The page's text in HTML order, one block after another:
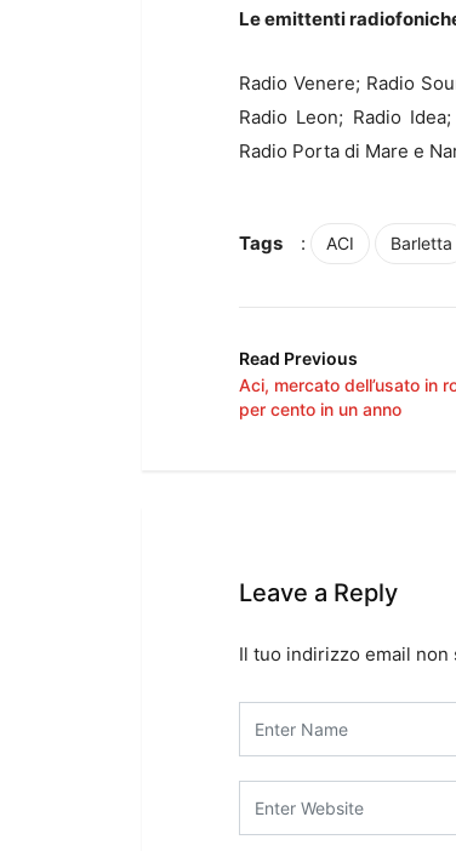
Le emittenti
Radio Venere; Radio
Radio Leon; Radio
Radio Porta di Mare e
Tags : ACI Barletta
Read Previous
Aci, mercato dell’usato in
per cento in un anno
Leave a Reply
Il tuo indirizzo email non